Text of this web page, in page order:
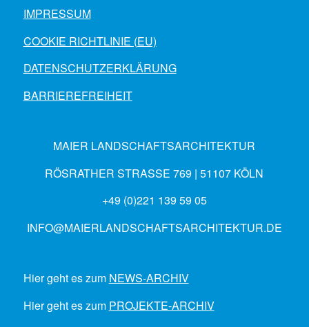
IMPRESSUM
COOKIE RICHTLINIE (EU)
DATENSCHUTZERKLÄRUNG
BARRIEREFREIHEIT
MAIER LANDSCHAFTSARCHITEKTUR
RÖSRATHER STRASSE 769 | 51107 KÖLN
+49 (0)221 139 59 05
INFO@MAIERLANDSCHAFTSARCHITEKTUR.DE
Hier geht es zum NEWS-ARCHIV
Hier geht es zum PROJEKTE-ARCHIV